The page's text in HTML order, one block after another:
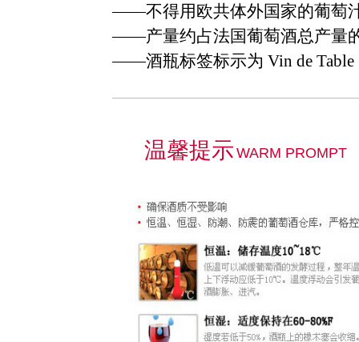
——不得用欧共体外国家的葡萄
——产量约占法国葡萄酒总产量
——酒瓶标签标示为 Vin de Table
温馨提示 WARM PROMPT